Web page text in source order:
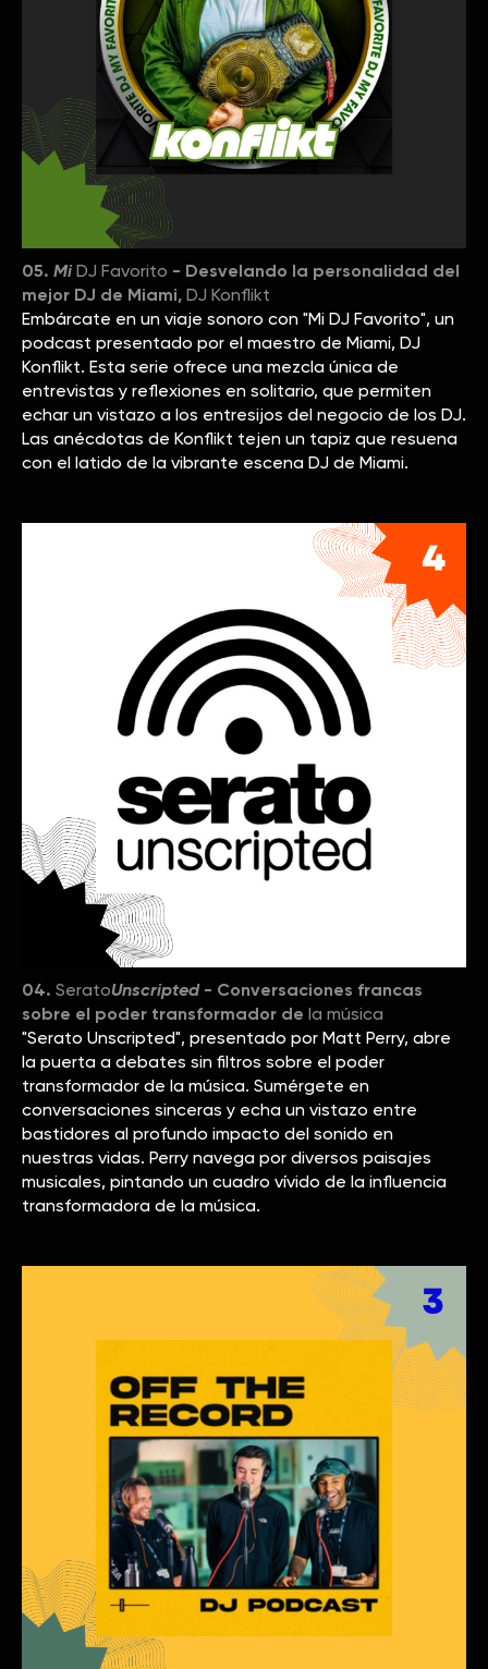
05. MiDJ Favorito - Desvelando la personalidad del
mejor DJ de Miami, DJ Konflikt
Embárcate en un viaje sonoro con "Mi DJ Favorito", un
podcast presentado por el maestro de Miami, DJ
Konflikt. Esta serie ofrece una mezcla única de
entrevistas y reflexiones en solitario, que permiten
echar un vistazo a los entresijos del negocio de los DJ.
Las anécdotas de Konflikt tejen un tapiz que resuena
con el latido de la vibrante escena DJ de Miami.
04. SeratoUnscripted- Conversaciones francas
sobre el poder transformador de la música
"Serato Unscripted", presentado por Matt Perry, abre
la puerta a debates sin filtros sobre el poder
transformador de la música. Sumérgete en
conversaciones sinceras y echa un vistazo entre
bastidores al profundo impacto del sonido en
nuestras vidas. Perry navega por diversos paisajes
musicales, pintando un cuadro vívido de la influencia
transformadora de la música.